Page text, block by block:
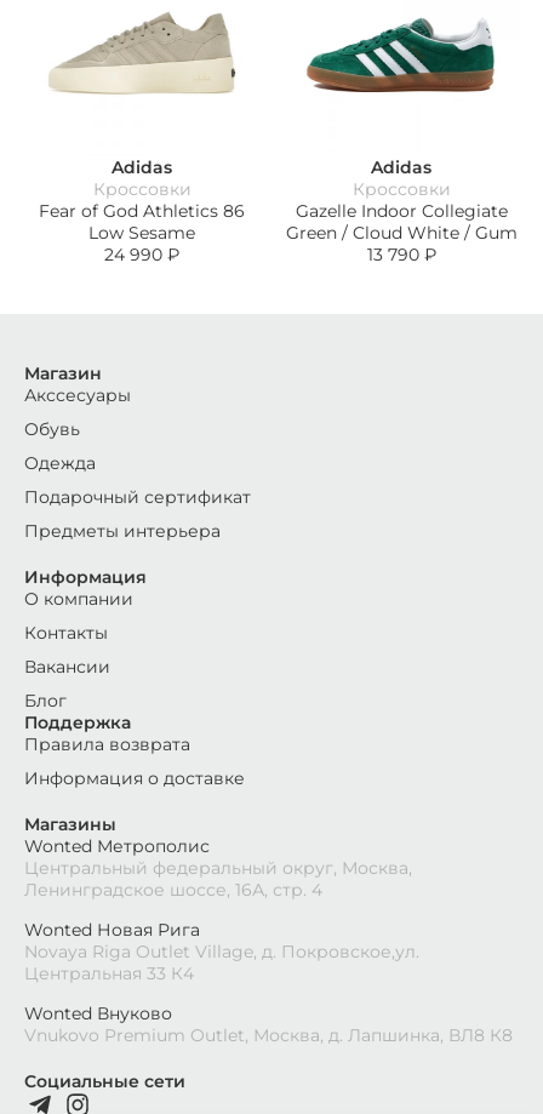
Adidas
Кроссовки
Fear of God Athletics 86
Low Sesame
24 990 ₽
Adidas
Кроссовки
Gazelle Indoor Collegiate
Green / Cloud White / Gum
13 790 ₽
Социальные сети
Магазины
Wonted Метрополис
Центральный федеральный округ, Москва,
Ленинградское шоссе, 16А, стр. 4
Wonted Новая Рига
Novaya Riga Outlet Village, д. Покровское,ул.
Центральная 33 К4
Wonted Внуково
Vnukovo Premium Outlet, Москва, д. Лапшинка, ВЛ8 К8
Магазин
Акссесуары
Обувь
Одежда
Подарочный сертификат
Предметы интерьера
Информация
О компании
Контакты
Вакансии
Блог
Поддержка
Правила возврата
Информация о доставке